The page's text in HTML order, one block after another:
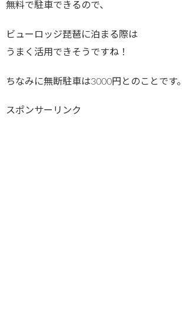
無料で駐車できるので、
ビューロッジ琵琶に泊まる際は
うまく活用できそうですね！
ちなみに無断駐車は3000円とのことです。
スポンサーリンク